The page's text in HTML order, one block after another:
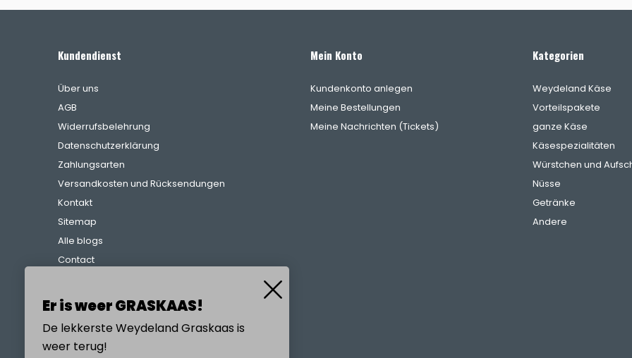
Kundendienst
Über uns
AGB
Widerrufsbelehrung
Datenschutzerklärung
Zahlungsarten
Versandkosten und Rücksendungen
Kontakt
Sitemap
Alle blogs
Contact
Referenzen
Mein Konto
Kundenkonto anlegen
Meine Bestellungen
Meine Nachrichten (Tickets)
Kategorien
Weydeland Käse
Vorteilspakete
ganze Käse
Käsespezialitäten
Würstchen und
Nüsse
Getränke
Andere
Er is weer GRASKAAS!
De lekkerste Weydeland Graskaas is
weer terug!